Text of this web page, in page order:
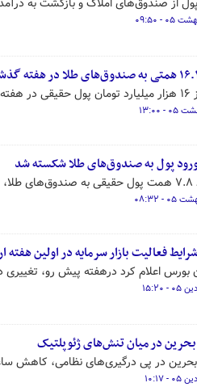
شد.
پول به صندوق‌های طلا شکسته شد
فعالیت بازار سرمایه در اولین
بورس اعلام کرد درهفته پیش رو، تغییری
در میان تنش‌های ژئوپلتیک
در پی درگیری‌های نظامی، کاهش